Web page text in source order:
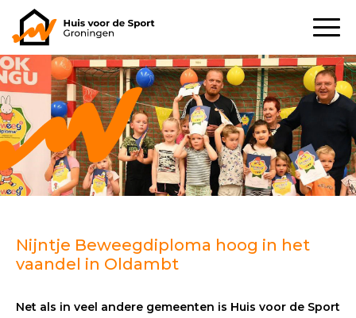
Nijntje Beweegdiploma hoog in het
vaandel in Oldambt
Net als in veel andere gemeenten is Huis voor de Sport